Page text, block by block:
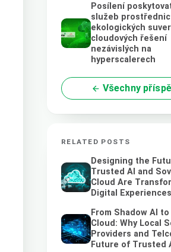
Posílení
služeb
ekologických
cloudových řešení
nezávislých na
hyperscalerech
Všechny
RELATED POSTS
Designing the
Trusted AI and
Cloud Are
Digital Experiences
From Shadow AI
Cloud: Why Local
Providers and
Future of Trusted